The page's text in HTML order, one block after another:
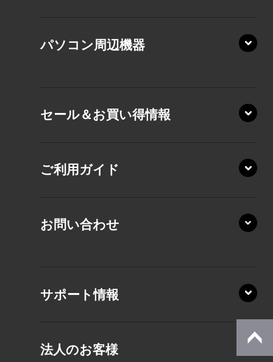
RZ/MA
XA/ZY
MZ/MA
VZ/MA
VZ/MY
AZ/DA
AZ/MA
AZ/MY
パソコン周辺機器
セール＆お買い得情報
ご利用ガイド
お問い合わせ
サポート情報
法人のお客様